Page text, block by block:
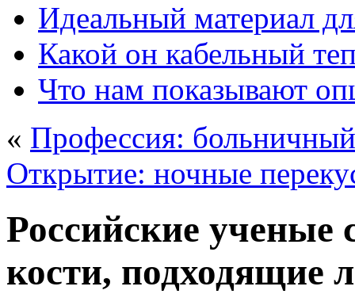
Идеальный материал
Какой он кабельный
Что нам показывают
« Профессия:
Открытие: ночные
Российские ученые
кости, подходящие